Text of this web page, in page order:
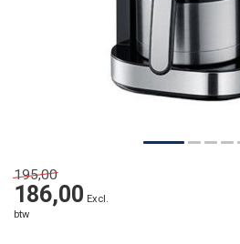
195,00
186,00 Excl.
btw